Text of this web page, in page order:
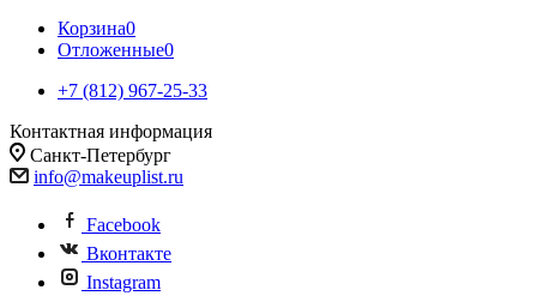
Корзина0
Отложенные0
+7 (812) 967-25-33
Контактная информация
Санкт-Петербург
info@makeuplist.ru
Facebook
Вконтакте
Instagram